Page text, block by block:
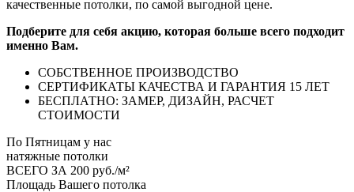
качественные потолки, по самой выгодной цене.
Подберите для себя акцию, которая больше всего подходит
именно Вам.
СОБСТВЕННОЕ ПРОИЗВОДСТВО
СЕРТИФИКАТЫ КАЧЕСТВА И ГАРАНТИЯ 15 ЛЕТ
БЕСПЛАТНО: ЗАМЕР, ДИЗАЙН, РАСЧЕТ
СТОИМОСТИ
По Пятницам у нас
натяжные потолки
ВСЕГО ЗА 200 руб./м²
Площадь Вашего потолка